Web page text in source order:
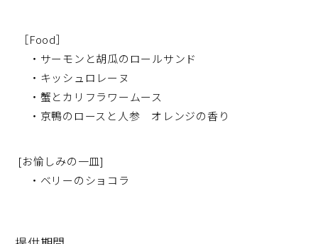
［Food］
・サーモンと胡瓜のロールサンド
・キッシュロレーヌ
・蟹とカリフラワームース
・京鴨のロースと人参 オレンジの香り
[お愉しみの一皿]
・ベリーのショコラ